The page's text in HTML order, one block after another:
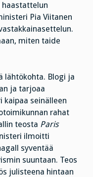
haastattelun
Pia Viitanen
miten taide
lähtökohta. Blogi ja
ja tarjoaa
kaipaa seinälleen
rahat
teosta Paris
ilmoitti
syventää
suuntaan. Teos
julisteena hintaan